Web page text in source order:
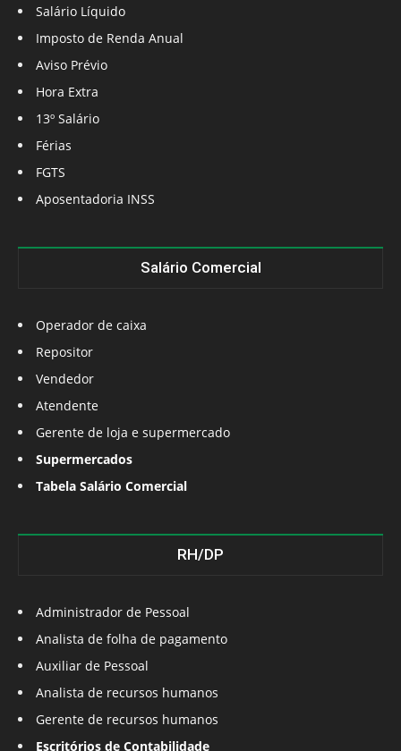
Salário Líquido
Imposto de Renda Anual
Aviso Prévio
Hora Extra
13º Salário
Férias
FGTS
Aposentadoria INSS
Salário Comercial
Operador de caixa
Repositor
Vendedor
Atendente
Gerente de loja e supermercado
Supermercados
Tabela Salário Comercial
RH/DP
Administrador de Pessoal
Analista de folha de pagamento
Auxiliar de Pessoal
Analista de recursos humanos
Gerente de recursos humanos
Escritórios de Contabilidade